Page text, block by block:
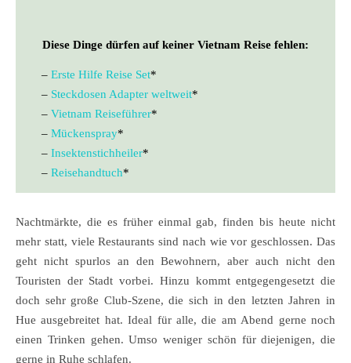
Diese Dinge dürfen auf keiner Vietnam Reise fehlen:
– Erste Hilfe Reise Set*
– Steckdosen Adapter weltweit*
– Vietnam Reiseführer*
– Mückenspray*
– Insektenstichheiler*
– Reisehandtuch*
Nachtmärkte, die es früher einmal gab, finden bis heute nicht
mehr statt, viele Restaurants sind nach wie vor geschlossen. Das
geht nicht spurlos an den Bewohnern, aber auch nicht den
Touristen der Stadt vorbei. Hinzu kommt entgegengesetzt die
doch sehr große Club-Szene, die sich in den letzten Jahren in
Hue ausgebreitet hat. Ideal für alle, die am Abend gerne noch
einen Trinken gehen. Umso weniger schön für diejenigen, die
gerne in Ruhe schlafen.